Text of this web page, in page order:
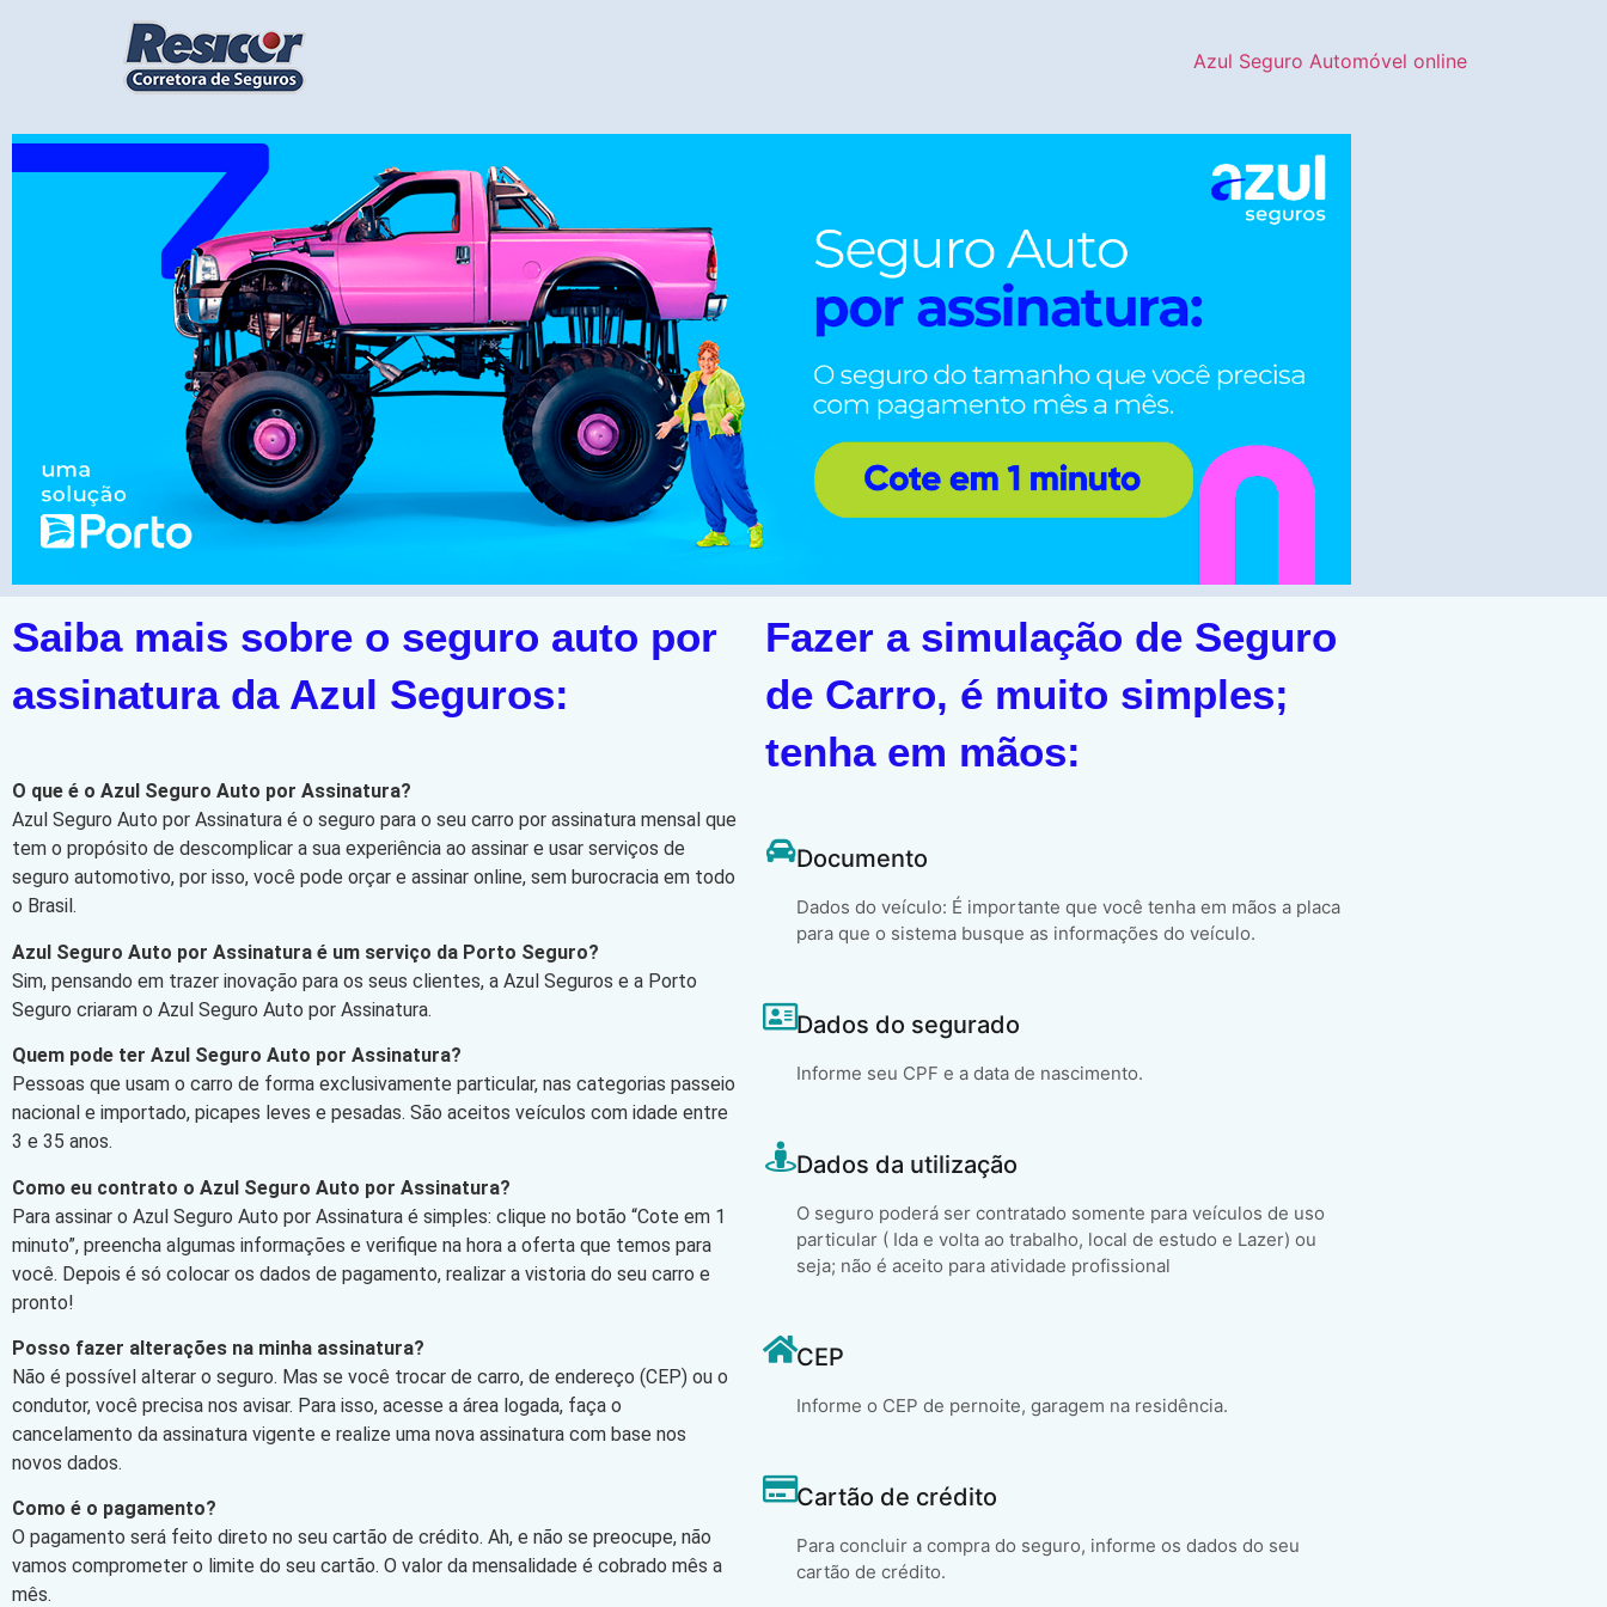
Azul Seguro Automóvel online
Saiba mais sobre o seguro auto por
assinatura da Azul Seguros:
O que é o Azul Seguro Auto por Assinatura?
Azul Seguro Auto por Assinatura é o seguro para o seu carro por assinatura mensal que
tem o propósito de descomplicar a sua experiência ao assinar e usar serviços de
seguro automotivo, por isso, você pode orçar e assinar online, sem burocracia em todo
o Brasil.
Azul Seguro Auto por Assinatura é um serviço da Porto Seguro?
Sim, pensando em trazer inovação para os seus clientes, a Azul Seguros e a Porto
Seguro criaram o Azul Seguro Auto por Assinatura.
Quem pode ter Azul Seguro Auto por Assinatura?
Pessoas que usam o carro de forma exclusivamente particular, nas categorias passeio
nacional e importado, picapes leves e pesadas. São aceitos veículos com idade entre
3 e 35 anos.
Como eu contrato o Azul Seguro Auto por Assinatura?
Para assinar o Azul Seguro Auto por Assinatura é simples: clique no botão “Cote em 1
minuto”, preencha algumas informações e verifique na hora a oferta que temos para
você. Depois é só colocar os dados de pagamento, realizar a vistoria do seu carro e
pronto!
Posso fazer alterações na minha assinatura?
Não é possível alterar o seguro. Mas se você trocar de carro, de endereço (CEP) ou o
condutor, você precisa nos avisar. Para isso, acesse a área logada, faça o
cancelamento da assinatura vigente e realize uma nova assinatura com base nos
novos dados.
Como é o pagamento?
O pagamento será feito direto no seu cartão de crédito. Ah, e não se preocupe, não
vamos comprometer o limite do seu cartão. O valor da mensalidade é cobrado mês a
mês.
Fazer a simulação de Seguro
de Carro, é muito simples;
tenha em mãos:
Documento
Dados do veículo: É importante que você tenha em mãos a placa
para que o sistema busque as informações do veículo.
Dados do segurado
Informe seu CPF e a data de nascimento.
Dados da utilização
O seguro poderá ser contratado somente para veículos de uso
particular ( Ida e volta ao trabalho, local de estudo e Lazer) ou
seja; não é aceito para atividade profissional
CEP
Informe o CEP de pernoite, garagem na residência.
Cartão de crédito
Para concluir a compra do seguro, informe os dados do seu
cartão de crédito.